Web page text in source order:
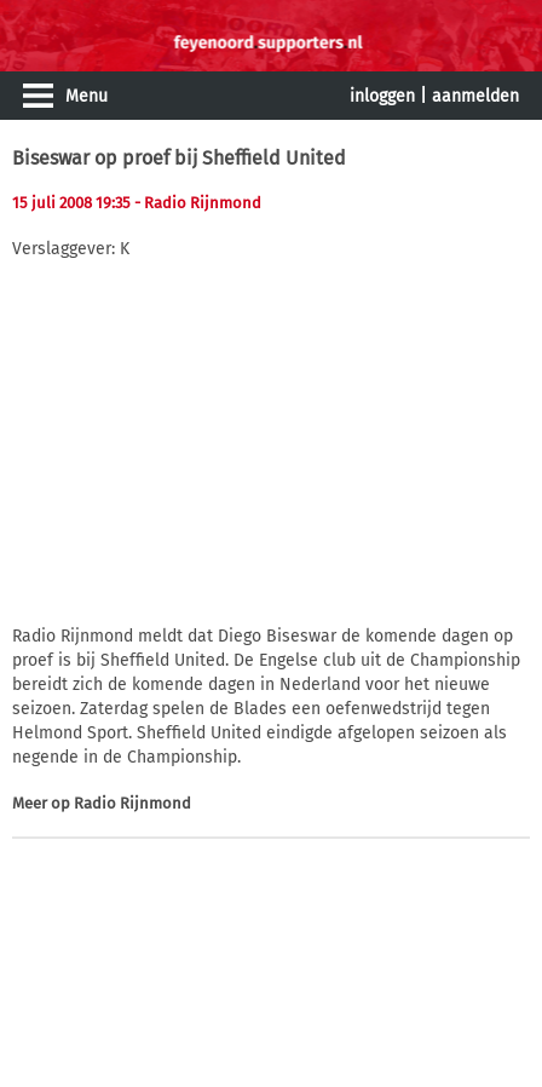
Menu inloggen aanmelden
Biseswar op proef bij Sheffield United
15 juli 2008 19:35 - Radio Rijnmond
Verslaggever: K
Radio Rijnmond meldt dat Diego Biseswar de komende dagen op
proef is bij Sheffield United. De Engelse club uit de Championship
bereidt zich de komende dagen in Nederland voor het nieuwe
seizoen. Zaterdag spelen de Blades een oefenwedstrijd tegen
Helmond Sport. Sheffield United eindigde afgelopen seizoen als
negende in de Championship.
Meer op Radio Rijnmond